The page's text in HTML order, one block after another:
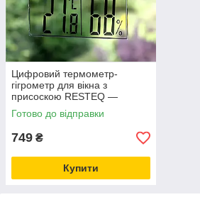
Цифровий термометр-
гігрометр для вікна з
присоскою RESTEQ —
електронний ЖК-градусник,
температурний діапазон
Готово до відправки
749 ₴
Купити